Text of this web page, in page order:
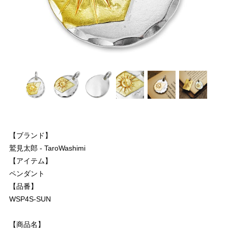
【ブランド】
鷲見太郎 - TaroWashimi
【アイテム】
ペンダント
【品番】
WSP4S-SUN
【商品名】